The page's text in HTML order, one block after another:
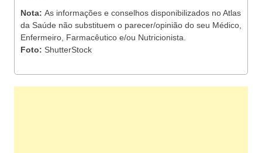
Nota: As informações e conselhos disponibilizados no Atlas
da Saúde não substituem o parecer/opinião do seu Médico,
Enfermeiro, Farmacêutico e/ou Nutricionista.
Foto: ShutterStock